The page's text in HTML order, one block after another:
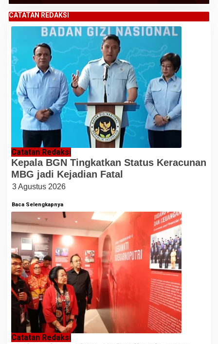
CATATAN REDAKSI
Catatan Redaksi
Kepala BGN Tingkatkan Status Keracunan
MBG jadi Kejadian Fatal
3 Agustus 2026
Baca Selengkapnya
Catatan Redaksi